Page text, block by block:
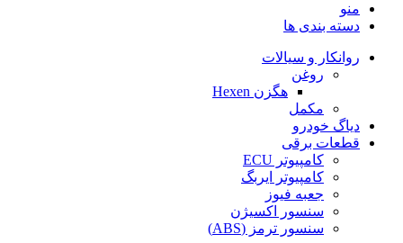
منو
دسته بندی ها
روانکار و سیالات
روغن
هگزن Hexen
مکمل
دیاگ خودرو
قطعات برقی
کامپیوتر ECU
کامپیوتر ایربگ
جعبه فیوز
سنسور اکسیژن
سنسور ترمز (ABS)